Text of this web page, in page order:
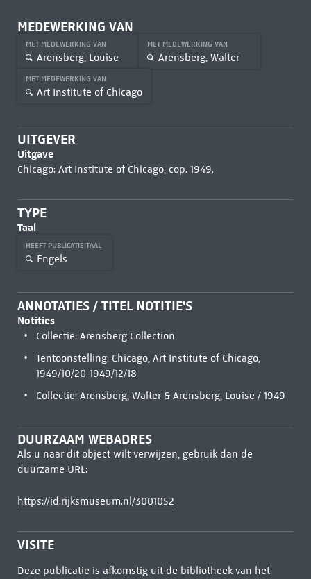
MEDEWERKING VAN
MET MEDEWERKING VAN
Arensberg, Louise
MET MEDEWERKING VAN
Arensberg, Walter
MET MEDEWERKING VAN
Art Institute of Chicago
UITGEVER
Uitgave
Chicago: Art Institute of Chicago, cop. 1949.
TYPE
Taal
HEEFT PUBLICATIE TAAL
Engels
ANNOTATIES / TITEL NOTITIE'S
Notities
Collectie: Arensberg Collection
Tentoonstelling: Chicago, Art Institute of Chicago,
1949/10/20-1949/12/18
Collectie: Arensberg, Walter & Arensberg, Louise / 1949
DUURZAAM WEBADRES
Als u naar dit object wilt verwijzen, gebruik dan de
duurzame URL:
https://id.rijksmuseum.nl/3001052
VISITE
Deze publicatie is afkomstig uit de bibliotheek van het